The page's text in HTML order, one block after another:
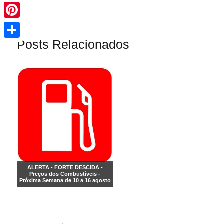
Posts Relacionados
ALERTA - FORTE DESCIDA -
Preços dos Combustíveis -
Próxima Semana de 10 a 16 agosto